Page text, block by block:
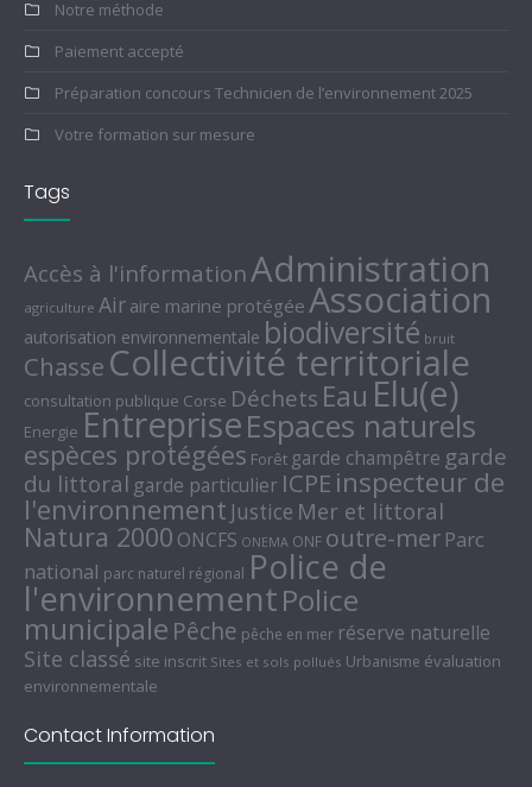
Notre méthode
Paiement accepté
Préparation concours Technicien de l’environnement 2025
Votre formation sur mesure
Tags
Accès à l'informationAdministration
agriculture Air aire marine protégée Association
autorisation environnementale biodiversité bruit
Chasse Collectivité territoriale
consultation publique Corse Déchets Eau Elu(e)
Energie EntrepriseEspaces naturels
espèces protégées Forêt garde champêtre garde
du littoral garde particulier ICPE inspecteur de
l'environnement Justice Mer et littoral
Natura 2000 ONCFS ONEMA ONF outre-mer Parc
national parc naturel régional Police de
l'environnementPolice
municipale Pêche pêche en mer réserve naturelle
Site classé site inscrit Sites et sols pollués Urbanisme évaluation
environnementale
Contact Information